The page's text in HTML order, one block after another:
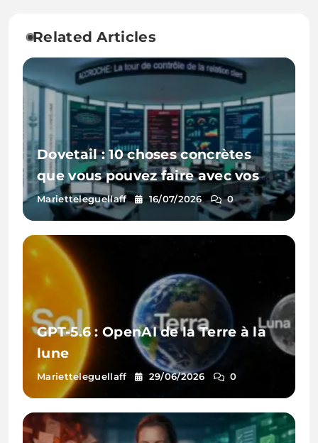
Related Articles
Dovetail : 10 choses concrètes
que vous pouvez faire avec vos
données clients
Marietteleguellaff 16/07/2026 0
GPT-5.6 : OpenAI de la Terre à la
lune
Marietteleguellaff 29/06/2026 0